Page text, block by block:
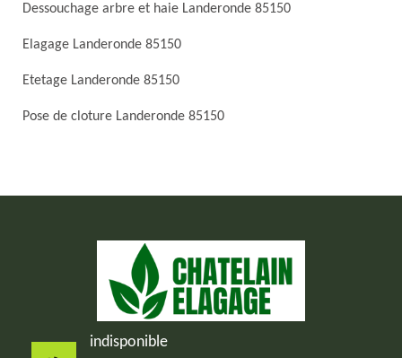
Dessouchage arbre et haie Landeronde 85150
Elagage Landeronde 85150
Etetage Landeronde 85150
Pose de cloture Landeronde 85150
indisponible